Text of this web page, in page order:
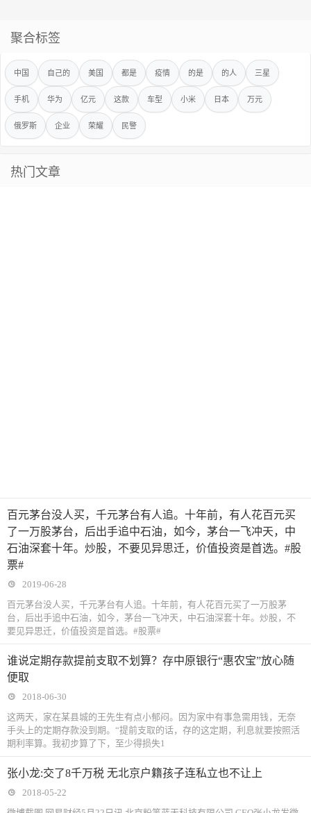
聚合标签
中国 自己的 美国 都是 疫情 的是 的人 三星
手机 华为 亿元 这款 车型 小米 日本 万元
俄罗斯 企业 荣耀 民警
热门文章
百元茅台没人买，千元茅台有人追。十年前，有人花百元买
了一万股茅台，后出手追中石油，如今，茅台一飞冲天，中
石油深套十年。炒股，不要见异思迁，价值投资是首选。#股
票#
2019-06-28
百元茅台没人买，千元茅台有人追。十年前，有人花百元买了一万股茅
台，后出手追中石油，如今，茅台一飞冲天，中石油深套十年。炒股，不
要见异思迁，价值投资是首选。#股票#
谁说定期存款提前支取不划算？存中原银行“惠农宝”放心随
便取
2018-06-30
这两天，家在某县城的王先生有点小郁闷。因为家中有事急需用钱，无奈
手头上的定期存款没到期。“提前支取的话，存的这定期，利息就要按照活
期利率算。我初步算了下，至少得损失1
张小龙:交了8千万税 无北京户籍孩子连私立也不让上
2018-05-22